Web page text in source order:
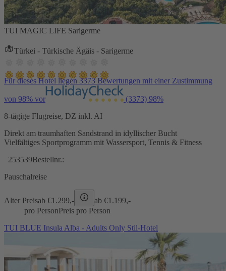
TUI MAGIC LIFE Sarigerme
Türkei - Türkische Ägäis - Sarigerme
Für dieses Hotel liegen 3373 Bewertungen mit einer Zustimmung
von 98% vor (3373) 98%
8-tägige Flugreise, DZ inkl. AI
Direkt am traumhaften Sandstrand in idyllischer Bucht
Vielfältiges Sportprogramm mit Wassersport, Tennis & Fitness
253539Bestellnr.:
Pauschalreise
Alter Preisab €1.299,- ab €1.199,-
pro PersonPreis pro Person
TUI BLUE Insula Alba - Adults Only Stil-Hotel